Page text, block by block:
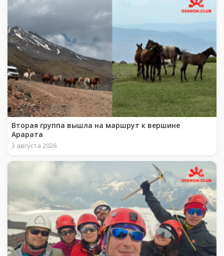
Вторая группа вышла на маршрут к вершине
Арарата
3 августа 2026